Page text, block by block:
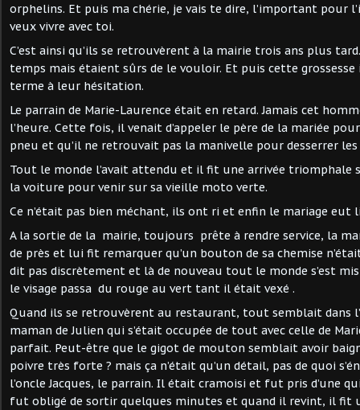
orphelins. Et puis ma chérie, je vais te dire, l’important pour
veux vivre avec toi.
C’est ainsi qu’ils se retrouvèrent à la mairie trois ans plus
temps mais étaient sûrs de le vouloir. Et puis cette grossesse
terme à leur hésitation.
Le parrain de Marie-Laurence était en retard. Jamais cet
l’heure. Cette fois, il venait d’appeler le père de la mariée
pneu et qu’il ne retrouvait pas la manivelle pour desserrer les
Tout le monde l’avait attendu et il fit une arrivée triomphale
la voiture pour venir sur sa vieille moto verte.
Ce n’était pas bien méchant, ils ont ri et enfin le mariage eut
A la sortie de la mairie, toujours prête à rendre service, la
de près et lui fit remarquer qu’un bouton de sa chemise
dit pas discrètement et là de nouveau tout le monde s’est
le visage passa du rouge au vert tant il était vexé .
Quand ils se retrouvèrent au restaurant, tout semblait dans
maman de Julien qui s’était occupée de tout avec celle de
parfait. Peut-être que le gigot de mouton semblait avoir
poivre très forte ? mais ça n’était qu’un détail, pas de quoi
l’oncle Jacques, le parrain. Il était cramoisi et fut pris d’une
fut obligé de sortir quelques minutes et quand il revint, il fit